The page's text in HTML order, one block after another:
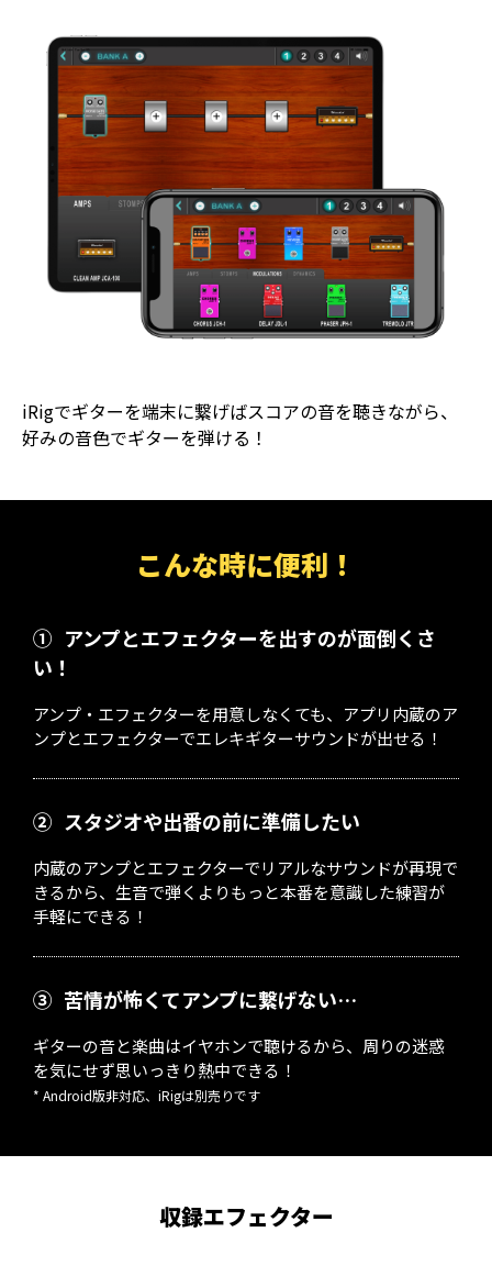
iRigでギターを端末に繋げばスコアの音を聴きながら、
好みの音色でギターを弾ける！
こんな時に便利！
① アンプとエフェクターを出すのが面倒くさ
い！
アンプ・エフェクターを用意しなくても、アプリ内蔵のア
ンプとエフェクターでエレキギターサウンドが出せる！
② スタジオや出番の前に準備したい
内蔵のアンプとエフェクターでリアルなサウンドが再現で
きるから、生音で弾くよりもっと本番を意識した練習が
手軽にできる！
③ 苦情が怖くてアンプに繋げない…
ギターの音と楽曲はイヤホンで聴けるから、周りの迷惑
を気にせず思いっきり熱中できる！
* Android版非対応、iRigは別売りです
収録エフェクター